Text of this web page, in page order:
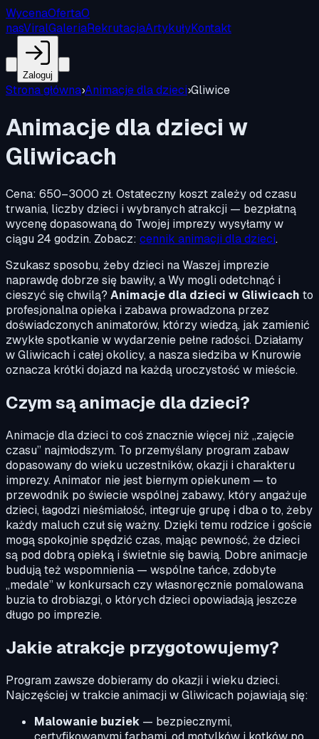
WycenaOfertaO
nasViralGaleriaRekrutacjaArtykułyKontakt
Zaloguj
Strona główna›Animacje dla dzieci›Gliwice
Animacje dla dzieci w
Gliwicach
Cena: 650–3000 zł.Ostateczny koszt zależy od czasu
trwania, liczby dzieci i wybranych atrakcji — bezpłatną
wycenę dopasowaną do Twojej imprezy wysyłamy w
ciągu 24 godzin. Zobacz: cennik animacji dla dzieci.
Szukasz sposobu, żeby dzieci na Waszej imprezie
naprawdę dobrze się bawiły, a Wy mogli odetchnąć i
cieszyć się chwilą? Animacje dla dzieci w Gliwicach to
profesjonalna opieka i zabawa prowadzona przez
doświadczonych animatorów, którzy wiedzą, jak zamienić
zwykłe spotkanie w wydarzenie pełne radości. Działamy
w Gliwicach i całej okolicy, a nasza siedziba w Knurowie
oznacza krótki dojazd na każdą uroczystość w mieście.
Czym są animacje dla dzieci?
Animacje dla dzieci to coś znacznie więcej niż „zajęcie
czasu” najmłodszym. To przemyślany program zabaw
dopasowany do wieku uczestników, okazji i charakteru
imprezy. Animator nie jest biernym opiekunem — to
przewodnik po świecie wspólnej zabawy, który angażuje
dzieci, łagodzi nieśmiałość, integruje grupę i dba o to, żeby
każdy maluch czuł się ważny. Dzięki temu rodzice i goście
mogą spokojnie spędzić czas, mając pewność, że dzieci
są pod dobrą opieką i świetnie się bawią. Dobre animacje
budują też wspomnienia — wspólne tańce, zdobyte
„medale” w konkursach czy własnoręcznie pomalowana
buzia to drobiazgi, o których dzieci opowiadają jeszcze
długo po imprezie.
Jakie atrakcje przygotowujemy?
Program zawsze dobieramy do okazji i wieku dzieci.
Najczęściej w trakcie animacji w Gliwicach pojawiają się:
Malowanie buziek — bezpiecznymi,